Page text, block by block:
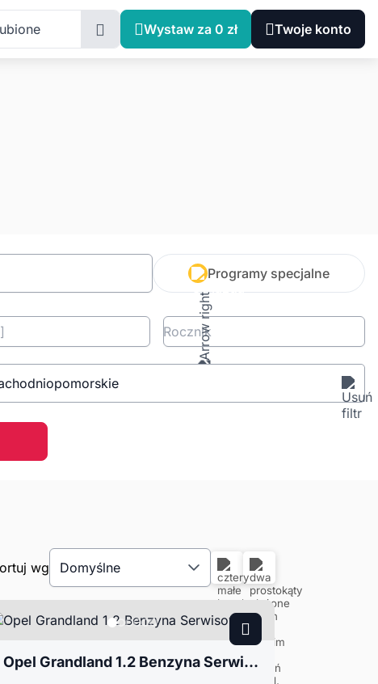
Wystaw za 0 zł Twoje konto
Programy specjalne
] Rocznik
wg Domyślne
Opel Grandland 1.2 Benzyna Serwisowany